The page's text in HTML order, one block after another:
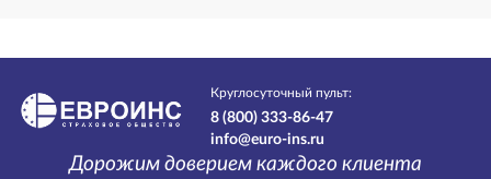
Круглосуточный пульт:
8 (800) 333-86-47
info@euro-ins.ru
Дорожим доверием каждого клиента